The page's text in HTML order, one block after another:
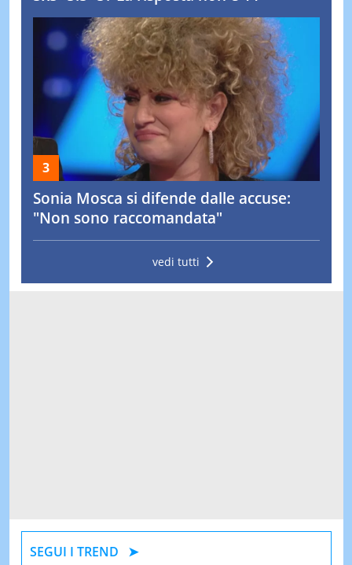
Sonia Mosca si difende dalle accuse:
"Non sono raccomandata"
vedi tutti
SEGUI I TREND